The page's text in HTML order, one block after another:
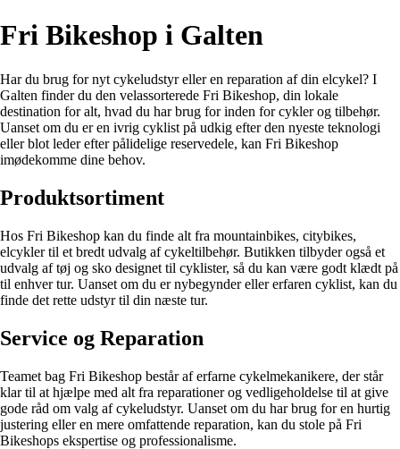
Fri Bikeshop i Galten
Har du brug for nyt cykeludstyr eller en reparation af din elcykel? I
Galten finder du den velassorterede Fri Bikeshop, din lokale
destination for alt, hvad du har brug for inden for cykler og tilbehør.
Uanset om du er en ivrig cyklist på udkig efter den nyeste teknologi
eller blot leder efter pålidelige reservedele, kan Fri Bikeshop
imødekomme dine behov.
Produktsortiment
Hos Fri Bikeshop kan du finde alt fra mountainbikes, citybikes,
elcykler til et bredt udvalg af cykeltilbehør. Butikken tilbyder også et
udvalg af tøj og sko designet til cyklister, så du kan være godt klædt på
til enhver tur. Uanset om du er nybegynder eller erfaren cyklist, kan du
finde det rette udstyr til din næste tur.
Service og Reparation
Teamet bag Fri Bikeshop består af erfarne cykelmekanikere, der står
klar til at hjælpe med alt fra reparationer og vedligeholdelse til at give
gode råd om valg af cykeludstyr. Uanset om du har brug for en hurtig
justering eller en mere omfattende reparation, kan du stole på Fri
Bikeshops ekspertise og professionalisme.